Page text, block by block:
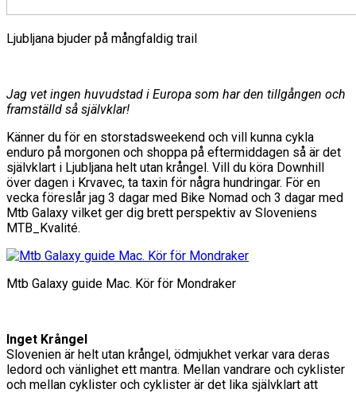
Ljubljana bjuder på mångfaldig trail
Jag vet ingen huvudstad i Europa som har den tillgången och
framställd så självklar!
Känner du för en storstadsweekend och vill kunna cykla
enduro på morgonen och shoppa på eftermiddagen så är det
självklart i Ljubljana helt utan krångel. Vill du köra Downhill
över dagen i Krvavec, ta taxin för några hundringar. För en
vecka föreslår jag 3 dagar med Bike Nomad och 3 dagar med
Mtb Galaxy vilket ger dig brett perspektiv av Sloveniens
MTB_Kvalité.
Mtb Galaxy guide Mac. Kör för Mondraker
Inget Krångel
Slovenien är helt utan krångel, ödmjukhet verkar vara deras
ledord och vänlighet ett mantra. Mellan vandrare och cyklister
och mellan cyklister och cyklister är det lika självklart att